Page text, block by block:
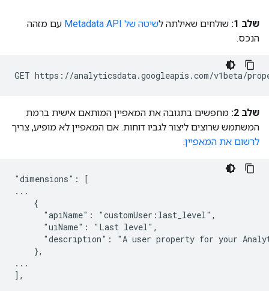
שלב 1: שולחים שאילתה לשיטה של Metadata API
עם מזהה
הנכס.
שלב 2:
מחפשים בתגובה את המאפיין המותאם אישית ברמת
המשתמש שרוצים ליצור לגביו דוחות. אם המאפיין לא מופיע, צריך
לרשום את המאפיין.
"dimensions": [
...
    {
      "apiName": "customUser:last_level",
      "uiName": "Last level",
"description": "A user property for your
    },
...